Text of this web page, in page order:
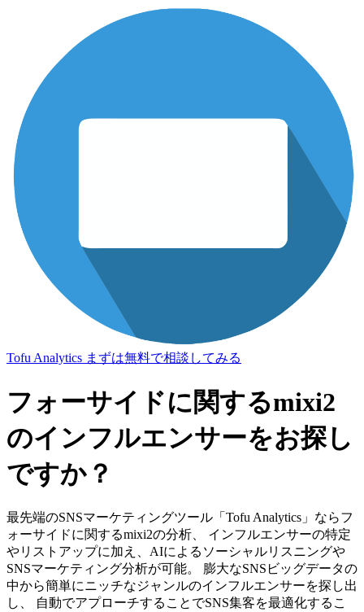
Tofu Analytics まずは無料で相談してみる
フォーサイドに関するmixi2
のインフルエンサーをお探し
ですか？
最先端のSNSマーケティングツール「Tofu Analytics」ならフ
ォーサイドに関するmixi2の分析、 インフルエンサーの特定
やリストアップに加え、AIによるソーシャルリスニングや
SNSマーケティング分析が可能。 膨大なSNSビッグデータの
中から簡単にニッチなジャンルのインフルエンサーを探し出
し、 自動でアプローチすることでSNS集客を最適化するこ